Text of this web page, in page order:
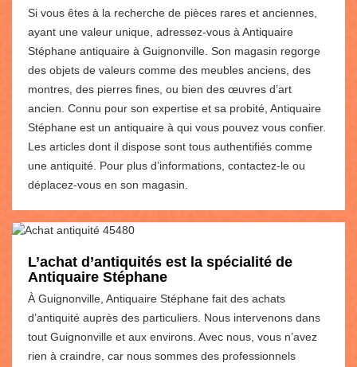
Si vous êtes à la recherche de pièces rares et anciennes,
ayant une valeur unique, adressez-vous à Antiquaire
Stéphane antiquaire à Guignonville. Son magasin regorge
des objets de valeurs comme des meubles anciens, des
montres, des pierres fines, ou bien des œuvres d’art
ancien. Connu pour son expertise et sa probité, Antiquaire
Stéphane est un antiquaire à qui vous pouvez vous confier.
Les articles dont il dispose sont tous authentifiés comme
une antiquité. Pour plus d’informations, contactez-le ou
déplacez-vous en son magasin.
L’achat d’antiquités est la spécialité de
Antiquaire Stéphane
À Guignonville, Antiquaire Stéphane fait des achats
d’antiquité auprès des particuliers. Nous intervenons dans
tout Guignonville et aux environs. Avec nous, vous n’avez
rien à craindre, car nous sommes des professionnels